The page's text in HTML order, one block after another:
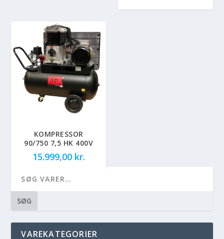
KOMPRESSOR
90/750 7,5 HK 400V
15.999,00 kr.
SØG
VAREKATEGORIER